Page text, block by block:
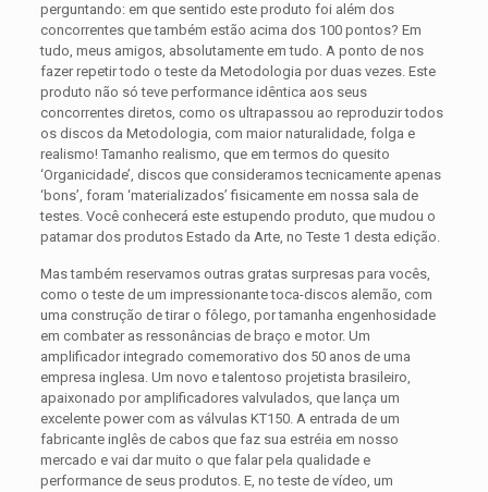
perguntando: em que sentido este produto foi além dos
concorrentes que também estão acima dos 100 pontos? Em
tudo, meus amigos, absolutamente em tudo. A ponto de nos
fazer repetir todo o teste da Metodologia por duas vezes. Este
produto não só teve performance idêntica aos seus
concorrentes diretos, como os ultrapassou ao reproduzir todos
os discos da Metodologia, com maior naturalidade, folga e
realismo! Tamanho realismo, que em termos do quesito
‘Organicidade’, discos que consideramos tecnicamente apenas
‘bons’, foram ‘materializados’ fisicamente em nossa sala de
testes. Você conhecerá este estupendo produto, que mudou o
patamar dos produtos Estado da Arte, no Teste 1 desta edição.
Mas também reservamos outras gratas surpresas para vocês,
como o teste de um impressionante toca-discos alemão, com
uma construção de tirar o fôlego, por tamanha engenhosidade
em combater as ressonâncias de braço e motor. Um
amplificador integrado comemorativo dos 50 anos de uma
empresa inglesa. Um novo e talentoso projetista brasileiro,
apaixonado por amplificadores valvulados, que lança um
excelente power com as válvulas KT150. A entrada de um
fabricante inglês de cabos que faz sua estréia em nosso
mercado e vai dar muito o que falar pela qualidade e
performance de seus produtos. E, no teste de vídeo, um